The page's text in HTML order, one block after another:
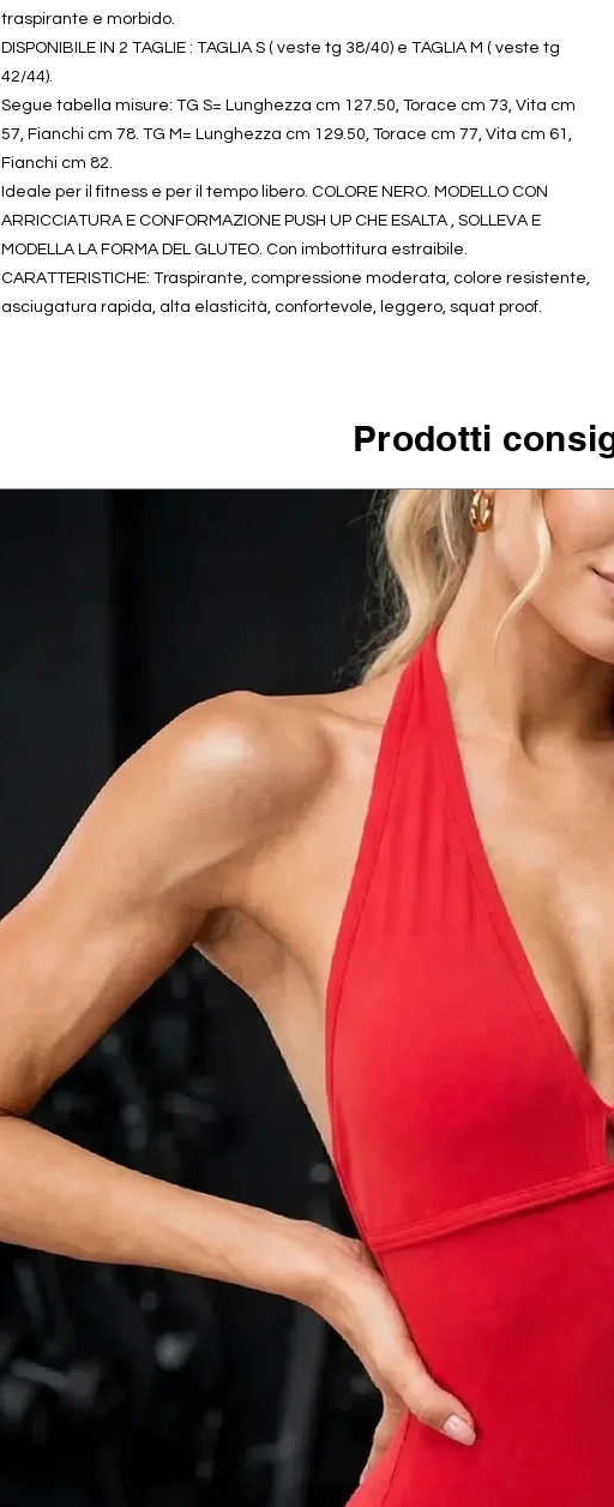
traspirante e morbido.
DISPONIBILE IN 2 TAGLIE : TAGLIA S ( veste tg 38/40) e TAGLIA M ( veste tg
42/44).
Segue tabella misure: TG S= Lunghezza cm 127.50, Torace cm 73, Vita cm
57, Fianchi cm 78. TG M= Lunghezza cm 129.50, Torace cm 77, Vita cm 61,
Fianchi cm 82.
Ideale per il fitness e per il tempo libero. COLORE NERO. MODELLO CON
ARRICCIATURA E CONFORMAZIONE PUSH UP CHE ESALTA , SOLLEVA E
MODELLA LA FORMA DEL GLUTEO. Con imbottitura estraibile.
CARATTERISTICHE: Traspirante, compressione moderata, colore resistente,
asciugatura rapida, alta elasticità, confortevole, leggero, squat proof.
Prodotti